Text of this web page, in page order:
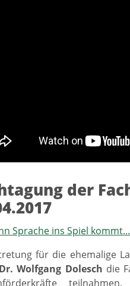
der
Sprache ins Spiel
für die ehemalige
Wolfgang Dolesch die